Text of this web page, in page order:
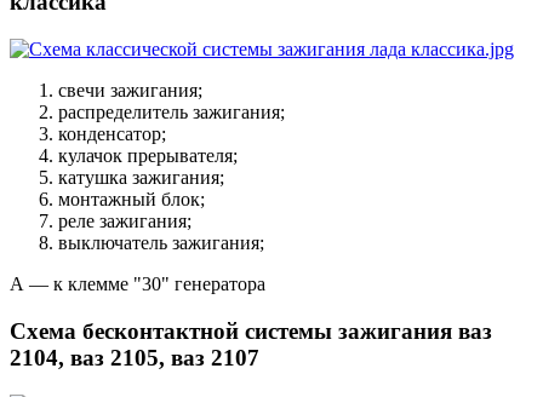
свечи зажигания;
распределитель зажигания;
конденсатор;
кулачок прерывателя;
катушка зажигания;
монтажный блок;
реле зажигания;
выключатель зажигания;
А — к клемме "30" генератора
Схема бесконтактной системы зажигания ваз
2104, ваз 2105, ваз 2107